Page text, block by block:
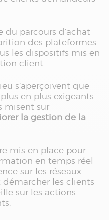
parcours d’achat
des plateformes
les dispositifs mis en
client.
s’aperçoivent que
en plus exigeants.
misent sur
la gestion de la
mis en place pour
en temps réel
sur les réseaux
les clients
sur les actions